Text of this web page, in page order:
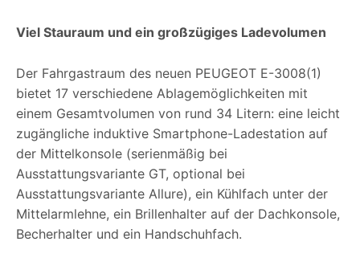
Viel Stauraum und ein großzügiges Ladevolumen
Der Fahrgastraum des neuen PEUGEOT E-3008(1)
bietet 17 verschiedene Ablagemöglichkeiten mit
einem Gesamtvolumen von rund 34 Litern: eine leicht
zugängliche induktive Smartphone-Ladestation auf
der Mittelkonsole (serienmäßig bei
Ausstattungsvariante GT, optional bei
Ausstattungsvariante Allure), ein Kühlfach unter der
Mittelarmlehne, ein Brillenhalter auf der Dachkonsole,
Becherhalter und ein Handschuhfach.